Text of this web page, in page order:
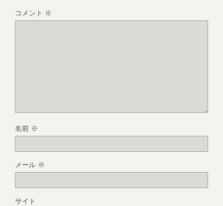
コメント ※
名前 ※
メール ※
サイト